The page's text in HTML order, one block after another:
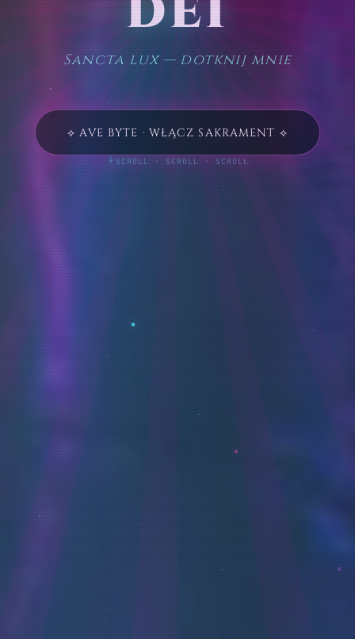
Sancta lux — dotknij mnie
⟡ AVE BYTE · WŁĄCZ SAKRAMENT ⟡
SCROLL · SCROLL · SCROLL